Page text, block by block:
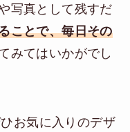
写真として残すだ
ことで、毎日その
みてはいかがでし
お気に入りのデザ